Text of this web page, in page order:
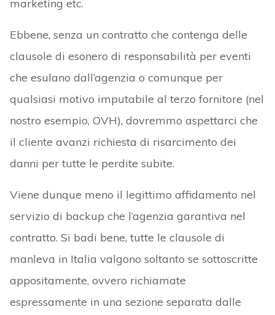
marketing etc.
Ebbene, senza un contratto che contenga delle
clausole di esonero di responsabilità per eventi
che esulano dall’agenzia o comunque per
qualsiasi motivo imputabile al terzo fornitore (nel
nostro esempio, OVH), dovremmo aspettarci che
il cliente avanzi richiesta di risarcimento dei
danni per tutte le perdite subite.
Viene dunque meno il legittimo affidamento nel
servizio di backup che l’agenzia garantiva nel
contratto. Si badi bene, tutte le clausole di
manleva in Italia valgono soltanto se sottoscritte
appositamente, ovvero richiamate
espressamente in una sezione separata dalle